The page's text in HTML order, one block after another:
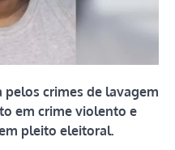
crimes de lavagem
em crime violento e
pleito eleitoral.